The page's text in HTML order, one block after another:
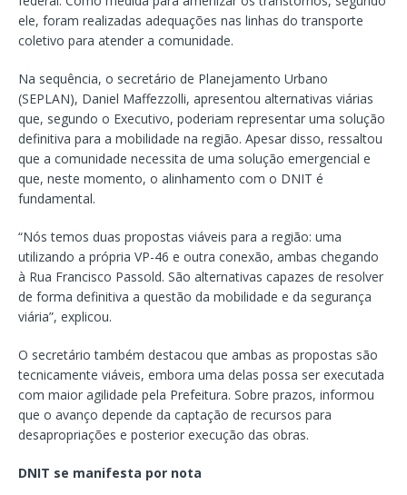
ele, foram realizadas adequações nas linhas do transporte
coletivo para atender a comunidade.
Na sequência, o secretário de Planejamento Urbano
(SEPLAN), Daniel Maffezzolli, apresentou alternativas viárias
que, segundo o Executivo, poderiam representar uma solução
definitiva para a mobilidade na região. Apesar disso, ressaltou
que a comunidade necessita de uma solução emergencial e
que, neste momento, o alinhamento com o DNIT é
fundamental.
“Nós temos duas propostas viáveis para a região: uma
utilizando a própria VP-46 e outra conexão, ambas chegando
à Rua Francisco Passold. São alternativas capazes de resolver
de forma definitiva a questão da mobilidade e da segurança
viária”, explicou.
O secretário também destacou que ambas as propostas são
tecnicamente viáveis, embora uma delas possa ser executada
com maior agilidade pela Prefeitura. Sobre prazos, informou
que o avanço depende da captação de recursos para
desapropriações e posterior execução das obras.
DNIT se manifesta por nota